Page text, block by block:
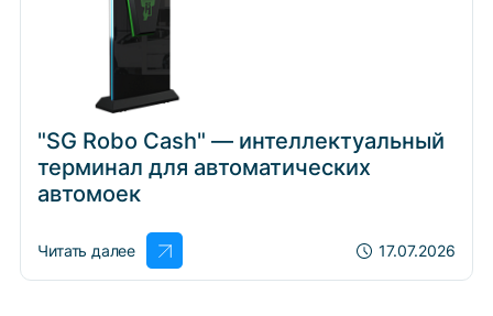
"SG Robo Cash" — интеллектуальный
терминал для автоматических
автомоек
Читать далее 17.07.2026